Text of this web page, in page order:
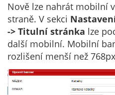
Nově lze nahrát mobilní
straně. V sekci
-> Titulní stránka lze
další mobilní. Mobilní
rozlišení menší než